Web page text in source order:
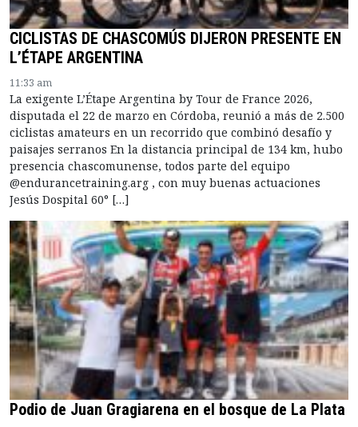
CICLISTAS DE CHASCOMÚS DIJERON PRESENTE EN
L’ÉTAPE ARGENTINA
11:33 am
La exigente L’Étape Argentina by Tour de France 2026,
disputada el 22 de marzo en Córdoba, reunió a más de 2.500
ciclistas amateurs en un recorrido que combinó desafío y
paisajes serranos En la distancia principal de 134 km, hubo
presencia chascomunense, todos parte del equipo
@endurancetraining.arg , con muy buenas actuaciones
Jesús Dospital 60° […]
Podio de Juan Gragiarena en el bosque de La Plata